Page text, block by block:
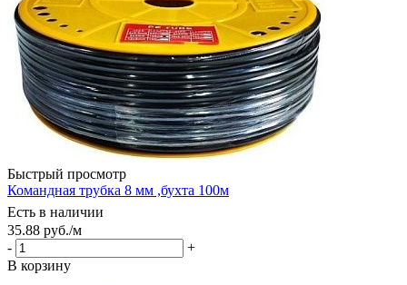
Быстрый просмотр
Командная трубка 8 мм ,бухта 100м
Есть в наличии
35.88 руб./м
-
+
В корзину